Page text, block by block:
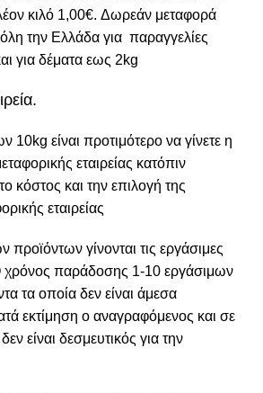
κιλό 1,00€. Δωρεάν μεταφορά
την Ελλάδα για παραγγελίες
για δέματα εως 2kg
10kg είναι προτιμότερο να γίνετε η
εταιρείας κατόπιν
κόστος και την επιλογή της
εταιρείας
προϊόντων γίνονται τις εργάσιμες
χρόνος παράδοσης 1-10 εργάσιμων
τα οποία δεν είναι άμεσα
εκτίμηση ο αναγραφόμενος και σε
είναι δεσμευτικός για την